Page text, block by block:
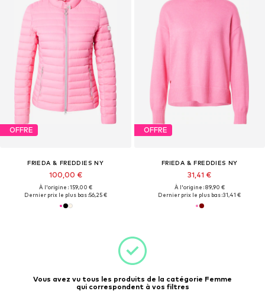
OFFRE
FRIEDA & FREDDIES NY
100,00 €
À l'origine : 159,00 €
Dernier prix le plus bas :56,25 €
OFFRE
FRIEDA & FREDDIES NY
31,41 €
À l'origine : 89,90 €
Dernier prix le plus bas :31,41 €
Vous avez vu tous les produits de la catégorie Femme
qui correspondent à vos filtres